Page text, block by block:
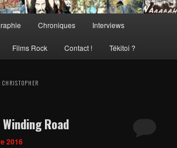
Chroniques Interviews
Films Rock Contact ! Tékitoi ?
CHRISTOPHER
Road
2016